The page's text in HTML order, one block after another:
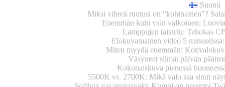
Suomi
Miksi vihreä ruutusi on “kohinainen”?
Enemmän kuin vain valkoinen:
Lamppujen taistelu: Tehokas
Elokuvamainen video 5
Miten myydä enemmän:
Väsyneet silmät päivän
Kokonaiskuva pienessä
5500K vs. 2700K: Mikä valo saa sinut